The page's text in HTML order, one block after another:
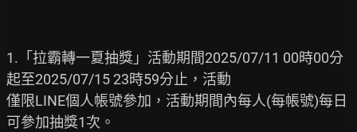
1.「拉霸轉一夏抽獎」活動期間2025/07/11 00時00分
起至2025/07/15 23時59分止，活動
僅限LINE個人帳號參加，活動期間內每人(每帳號)每日
可參加抽獎1次。